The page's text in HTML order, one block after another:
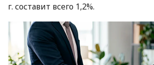
г. составит всего 1,2%.